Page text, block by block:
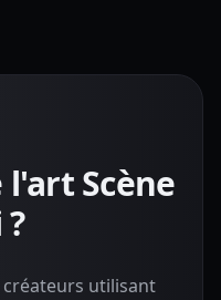
l'art Scène
créateurs utilisant